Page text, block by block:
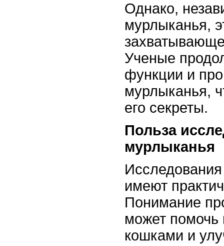
Однако,
мурлыканья,
Ученые
функции и
мурлыканья,
его секреты.
Польза
мурлыканья
имеют
Понимание
может помочь
кошками и